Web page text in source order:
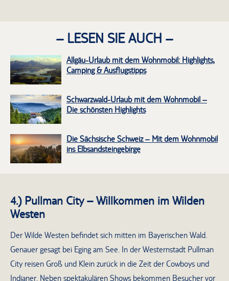
– LESEN SIE AUCH –
Allgäu-Urlaub mit dem Wohnmobil: Highlights,
Camping & Ausflugstipps
Schwarzwald-Urlaub mit dem Wohnmobil –
Die schönsten Highlights
Die Sächsische Schweiz – Mit dem Wohnmobil
ins Elbsandsteingebirge
4.) Pullman City – Willkommen im Wilden
Westen
Der Wilde Westen befindet sich mitten im Bayerischen Wald.
Genauer gesagt bei Eging am See. In der Westernstadt Pullman
City reisen Groß und Klein zurück in die Zeit der Cowboys und
Indianer. Neben spektakulären Shows bekommen Besucher vor